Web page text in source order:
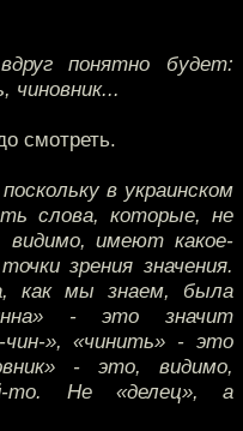
понятно будет:
чиновник...
смотреть.
в украинском
слова, которые, не
видимо, имеют какое-
зрения значения.
как мы знаем, была
- это значит
чин-», «чинить» - это
- это, видимо,
то. Не «делец», а